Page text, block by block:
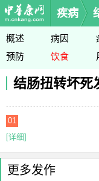
疾病
概述 病因
预防
饮食
结肠扭转坏死
01
[详细]
更多发作